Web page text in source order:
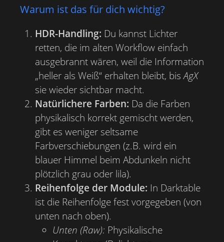
Warum ist das für dich wichtig?
HDR-Handling: Du kannst Lichter
retten, die im alten Workflow einfach
ausgebrannt wären, weil die Information
„heller als Weiß“ erhalten bleibt, bisAgX
sie wieder sichtbar macht.
Natürlichere Farben: Da die Farben
physikalisch korrekt gemischt werden,
gibt es weniger seltsame
Farbverschiebungen (z.B. wird ein
blauer Himmel beim Abdunkeln nicht
plötzlich grau oder lila).
Reihenfolge der Module: In Darktable
ist die Reihenfolge fest vorgegeben (von
unten nach oben).
Unten (Raw): Physikalische